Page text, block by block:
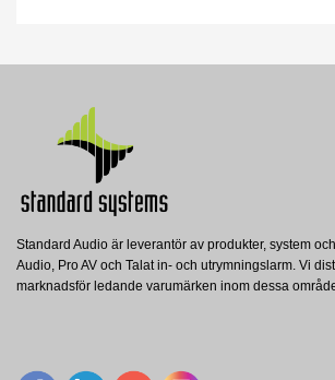
Standard Audio är leverantör av produkter, system
Audio, Pro AV och Talat in- och utrymningslarm. Vi
marknadsför ledande varumärken inom dessa